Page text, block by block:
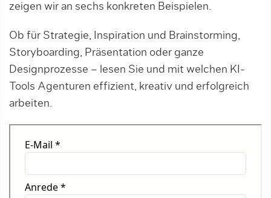
zeigen wir an sechs konkreten Beispielen.
Ob für Strategie, Inspiration und Brainstorming,
Storyboarding, Präsentation oder ganze
Designprozesse – lesen Sie und mit welchen KI-
Tools Agenturen effizient, kreativ und erfolgreich
arbeiten.